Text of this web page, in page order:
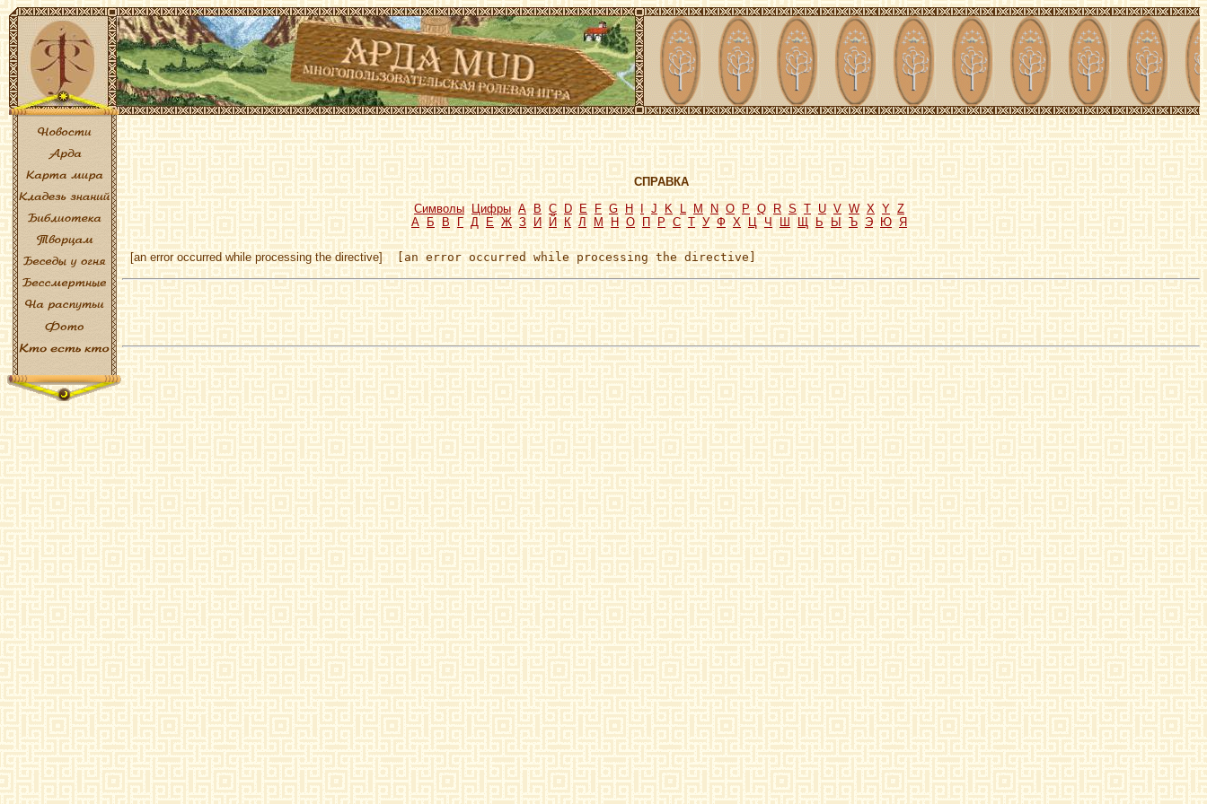
СПРАВКА
Символы Цифры A B C D E F G H I J K L M N O P Q R S T U V W X Y Z
А Б В Г Д Е Ж З И Й К Л М Н О П Р С Т У Ф Х Ц Ч Ш Щ Ь Ы Ъ Э Ю Я
[an error occurred while processing the directive]